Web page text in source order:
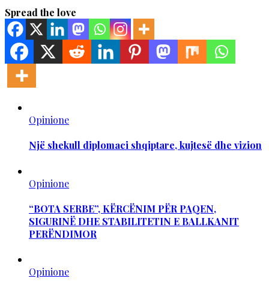
Spread the love
Opinione
Një shekull diplomaci shqiptare, kujtesë dhe vizion
Opinione
“BOTA SERBE”, KËRCËNIM PËR PAQEN,
SIGURINË DHE STABILITETIN E BALLKANIT
PERËNDIMOR
Opinione